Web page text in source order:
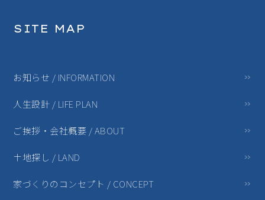
SITE MAP
お知らせ / INFORMATION
人生設計 / LIFE PLAN
ご挨拶・会社概要 / ABOUT
土地探し / LAND
家づくりのコンセプト / CONCEPT